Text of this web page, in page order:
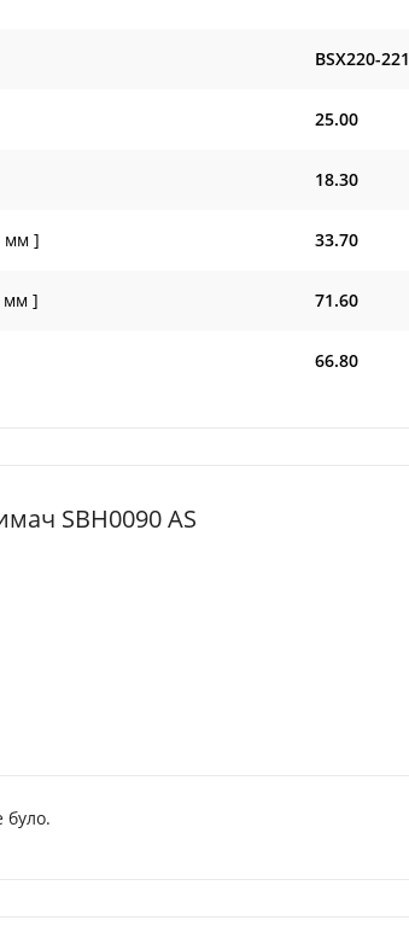
BSX220-221
25.00
18.30
мм ] 33.70
мм ] 71.60
66.80
SBH0090 AS
було.